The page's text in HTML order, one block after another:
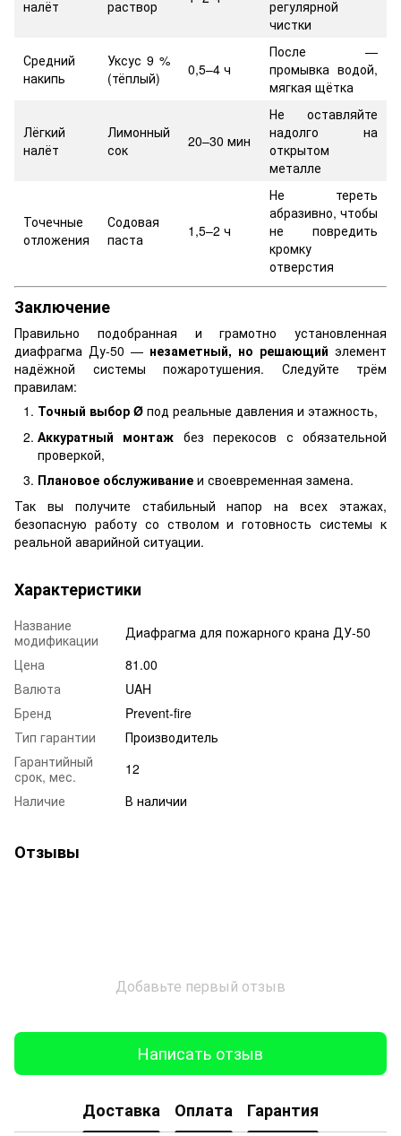
налёт раствор
регулярной
чистки
Средний
накипь
Уксус 9 %
(тёплый)
0,5–4 ч
После —
промывка водой,
мягкая щётка
Лёгкий
налёт
Лимонный
сок
20–30 мин
Не оставляйте
надолго на
открытом
металле
Точечные
отложения
Содовая
паста
1,5–2 ч
Не тереть
абразивно, чтобы
не повредить
кромку
отверстия
Заключение
Правильно подобранная и грамотно установленная
диафрагма Ду-50 — незаметный, но решающий элемент
надёжной системы пожаротушения. Следуйте трём
правилам:
Точный выбор Ø под реальные давления и этажность,
Аккуратный монтаж без перекосов с обязательной
проверкой,
Плановое обслуживание и своевременная замена.
Так вы получите стабильный напор на всех этажах,
безопасную работу со стволом и готовность системы к
реальной аварийной ситуации.
Характеристики
Название
модификации
Диафрагма для пожарного крана ДУ-50
Цена
81.00
Валюта
UAH
Бренд
Prevent-fire
Тип гарантии
Производитель
Гарантийный
срок, мес.
12
Наличие
В наличии
Отзывы
Добавьте первый отзыв
Написать отзыв
Доставка Оплата Гарантия